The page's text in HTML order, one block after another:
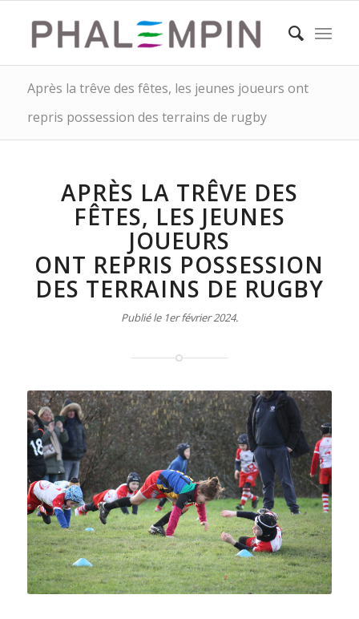
Après la trêve des fêtes, les jeunes joueurs ont
repris possession des terrains de rugby
APRÈS LA TRÊVE DES
FÊTES, LES JEUNES
JOUEURS
ONT REPRIS POSSESSION
DES TERRAINS DE RUGBY
Publié le 1er février 2024.